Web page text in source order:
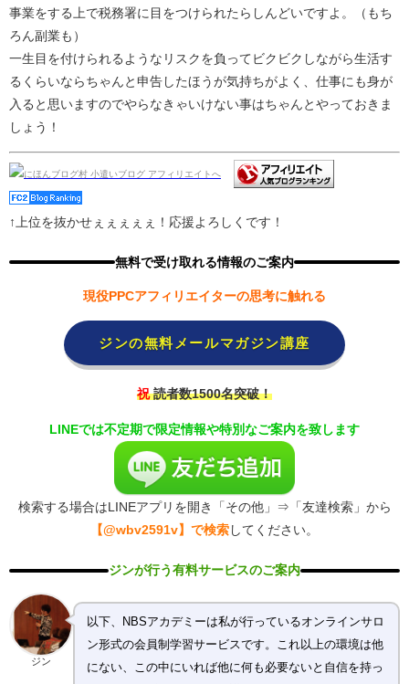
事業をする上で税務署に目をつけられたらしんどいですよ。（もち
ろん副業も）
一生目を付けられるようなリスクを負ってビクビクしながら生活す
るくらいならちゃんと申告したほうが気持ちがよく、仕事にも身が
入ると思いますのでやらなきゃいけない事はちゃんとやっておきま
しょう！
↑上位を抜かせぇぇぇぇぇ！応援よろしくです！
無料で受け取れる情報のご案内
現役PPCアフィリエイターの思考に触れる
ジンの無料メールマガジン講座
祝読者数1500名突破！
LINEでは不定期で限定情報や特別なご案内を致します
検索する場合はLINEアプリを開き「その他」⇒「友達検索」から
【@wbv2591v】で検索 してください。
ジンが行う有料サービスのご案内
ジン
以下、NBSアカデミーは私が行っているオンラインサロ
ン形式の会員制学習サービスです。これ以上の環境は他
にない、この中にいれば他に何も必要ないと自信を持っ